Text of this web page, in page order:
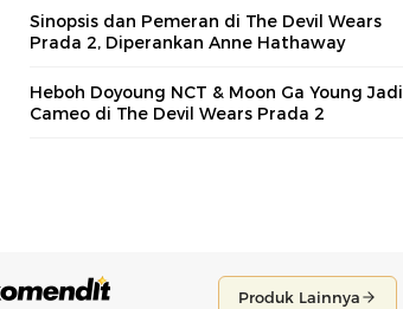
Sinopsis dan Pemeran di The Devil Wears
Prada 2, Diperankan Anne Hathaway
Heboh Doyoung NCT & Moon Ga Young Jadi
Cameo di The Devil Wears Prada 2